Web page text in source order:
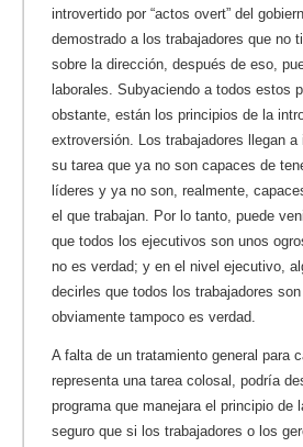
introvertido por “actos overt” del
demostrado a los trabajadores que no
sobre la dirección, después de eso,
laborales. Subyaciendo a todos estos
obstante, están los principios de la
extroversión. Los trabajadores llegan
su tarea que ya no son capaces de
líderes y ya no son, realmente,
el que trabajan. Por lo tanto, puede
que todos los ejecutivos son unos
no es verdad; y en el nivel ejecutivo,
decirles que todos los trabajadores
obviamente tampoco es verdad.
A falta de un tratamiento general para
representa una tarea colosal, podría
programa que manejara el principio de
seguro que si los trabajadores o los